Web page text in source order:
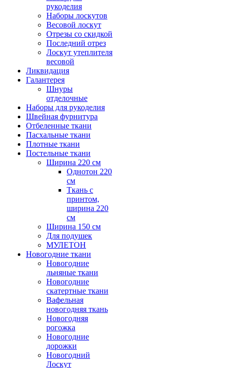
рукоделия
Наборы лоскутов
Весовой лоскут
Отрезы со скидкой
Последний отрез
Лоскут утеплителя
весовой
Ликвидация
Галантерея
Шнуры
отделочные
Наборы для рукоделия
Швейная фурнитура
Отбеленные ткани
Пасхальные ткани
Плотные ткани
Постельные ткани
Ширина 220 см
Однотон 220
см
Ткань с
принтом,
ширина 220
см
Ширина 150 см
Для подушек
МУЛЕТОН
Новогодние ткани
Новогодние
льняные ткани
Новогодние
скатертные ткани
Вафельная
новогодняя ткань
Новогодняя
рогожка
Новогодние
дорожки
Новогодний
Лоскут